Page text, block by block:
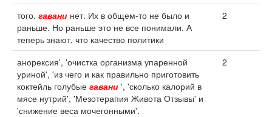
того. гавани нет. Их в общем-то не было и
раньше. Но раньше это не все понимали. А
теперь знают, что качество политики
2
анорексия', 'очистка организма упаренной
уриной', 'из чего и как правильно приготовить
коктейль голубые гавани ', 'сколько калорий в
мясе нутрий', 'Мезотерапия Живота Отзывы' и
'снижение веса мочегонными'.
2